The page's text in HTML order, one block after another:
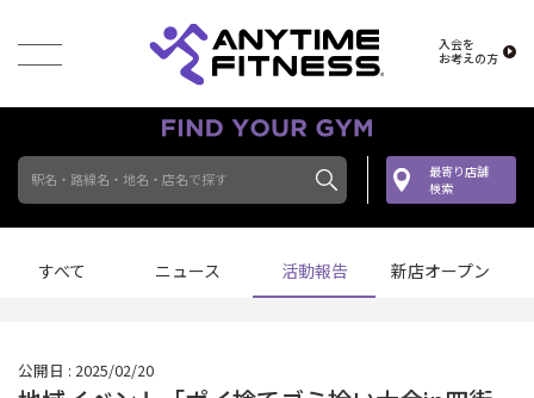
入会を
お考えの方
駅名・路線名・地名・店名で探す
最寄り店舗
検索
すべて ニュース 活動報告 新店オープン
公開日 : 2025/02/20